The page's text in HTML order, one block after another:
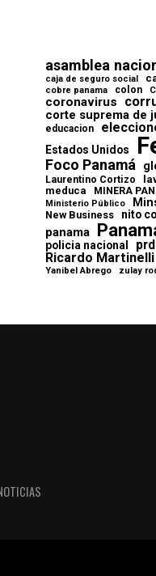
asamblea
caja de seguro social
cobre panama colon
coronavirus
corte suprema de
educacion
Estados Unidos
Foco Panamá
Laurentino Cortizo
meduca MINERA
Ministerio Público
New Business
nito
panama
policia nacional prd
Ricardo Martinelli
Yanibel Abrego zulay